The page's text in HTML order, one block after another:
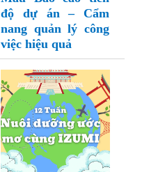
độ dự án – Cẩm
nang quản lý công
việc hiệu quả